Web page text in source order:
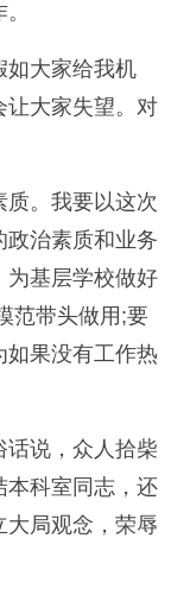
如大家给我机
让大家失望。对
。我要以这次
政治素质和业务
为基层学校做好
范带头做用;要
如果没有工作热
话说，众人拾柴
本科室同志，还
大局观念，荣辱